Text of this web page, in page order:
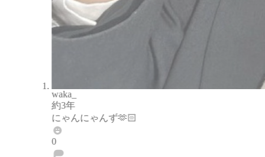
waka_
約3年
にゃんにゃんず🫶🏻
0